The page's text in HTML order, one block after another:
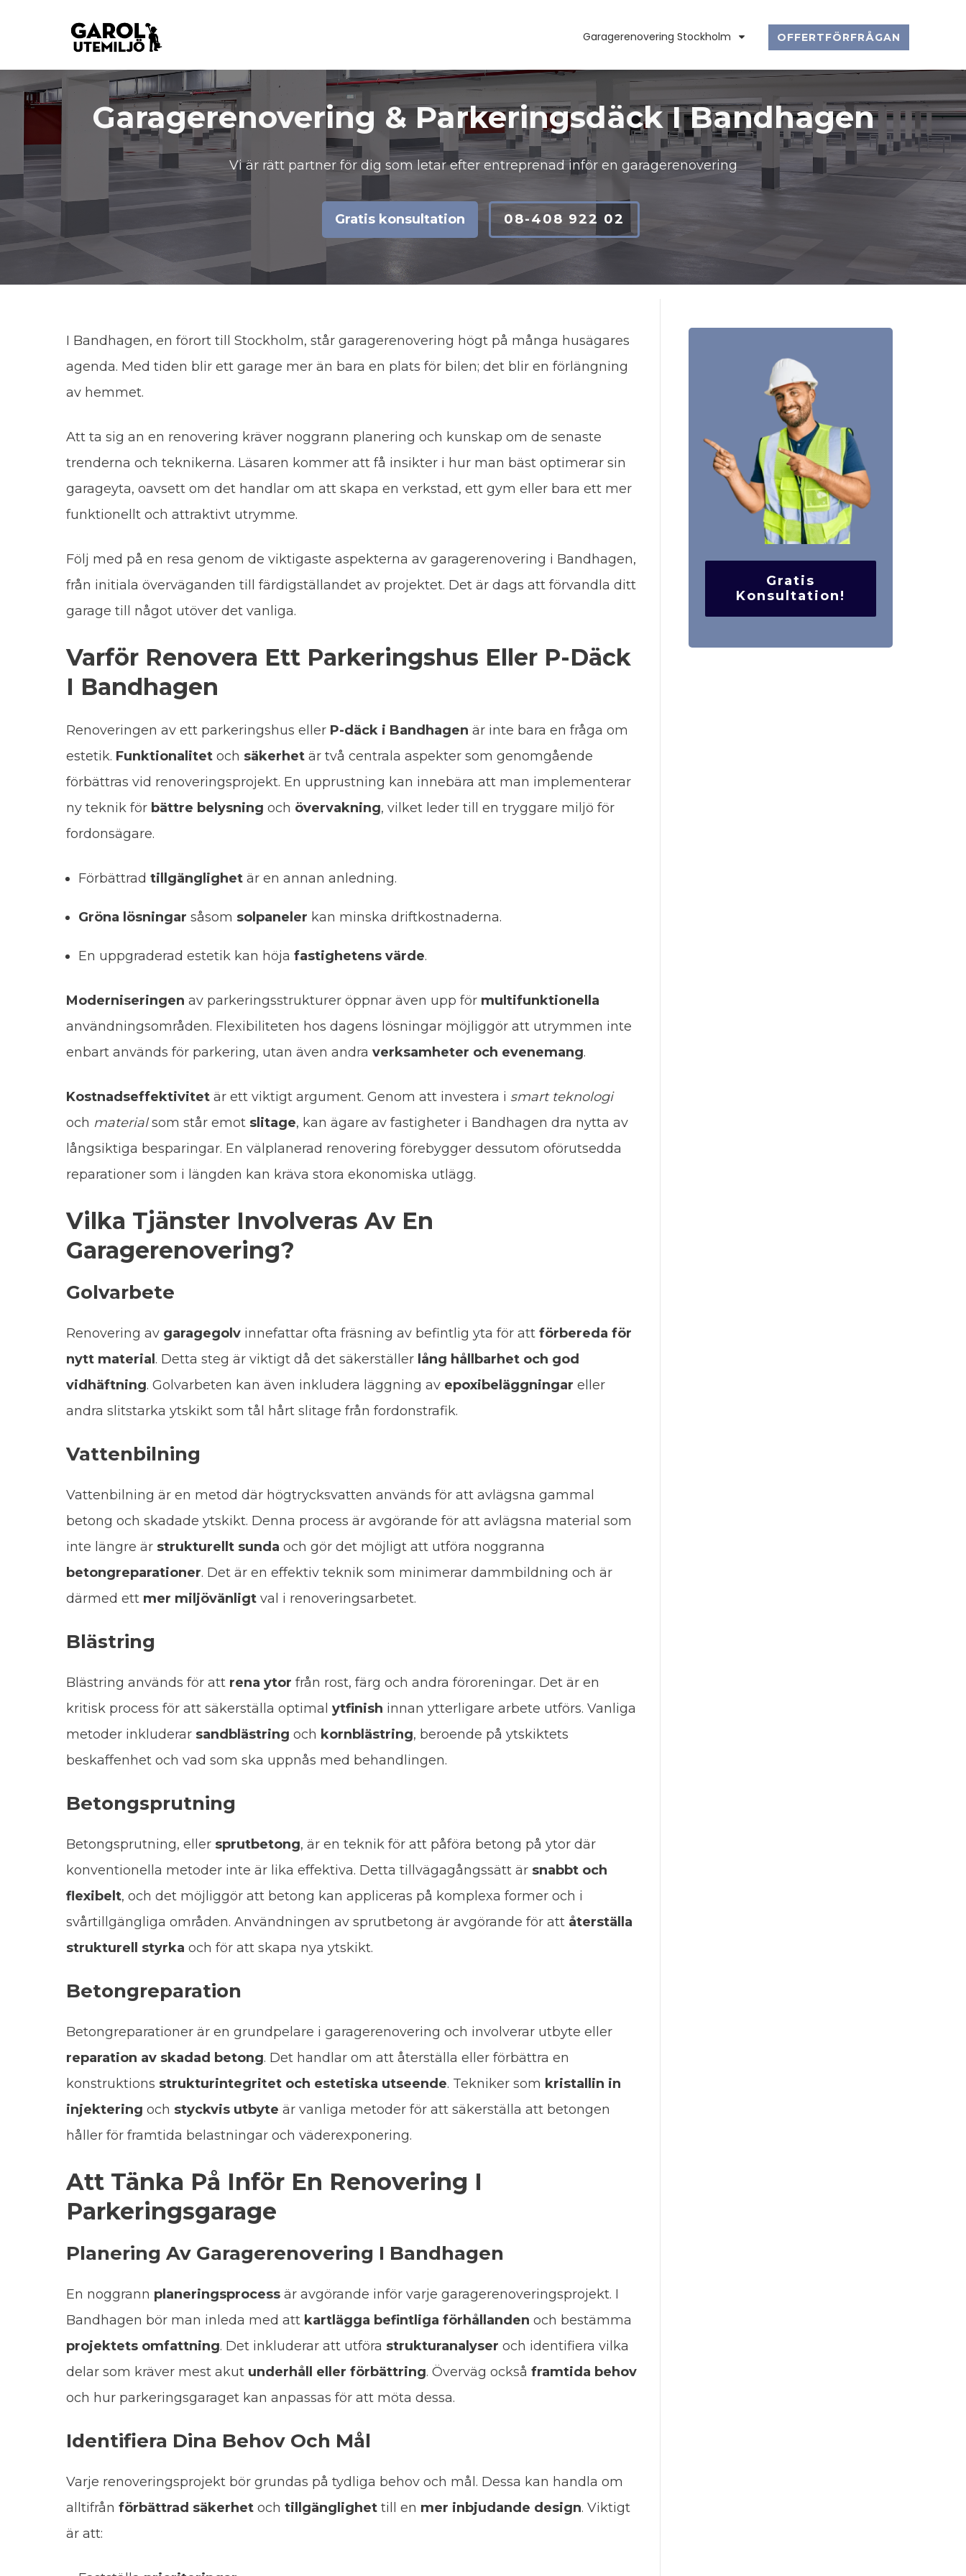
Garagerenovering Stockholm OFFERTFÖRFRÅGAN
Garagerenovering & Parkeringsdäck I Bandhagen
Vi är rätt partner för dig som letar efter entreprenad inför en garagerenovering
Gratis konsultation 08-408 922 02
I Bandhagen, en förort till Stockholm, står garagerenovering högt på många husägares
agenda. Med tiden blir ett garage mer än bara en plats för bilen; det blir en förlängning
av hemmet.
Att ta sig an en renovering kräver noggrann planering och kunskap om de senaste
trenderna och teknikerna. Läsaren kommer att få insikter i hur man bäst optimerar sin
garageyta, oavsett om det handlar om att skapa en verkstad, ett gym eller bara ett mer
funktionellt och attraktivt utrymme.
Följ med på en resa genom de viktigaste aspekterna av garagerenovering i Bandhagen,
från initiala överväganden till färdigställandet av projektet. Det är dags att förvandla ditt
garage till något utöver det vanliga.
Varför Renovera Ett Parkeringshus Eller P-Däck
I Bandhagen
Renoveringen av ett parkeringshus eller P-däck i Bandhagen är inte bara en fråga om
estetik. Funktionalitet och säkerhet är två centrala aspekter som genomgående
förbättras vid renoveringsprojekt. En upprustning kan innebära att man implementerar
ny teknik för bättre belysning och övervakning, vilket leder till en tryggare miljö för
fordonsägare.
Förbättrad tillgänglighet är en annan anledning.
Gröna lösningar såsom solpaneler kan minska driftkostnaderna.
En uppgraderad estetik kan höja fastighetens värde.
Moderniseringen av parkeringsstrukturer öppnar även upp för multifunktionella
användningsområden. Flexibiliteten hos dagens lösningar möjliggör att utrymmen inte
enbart används för parkering, utan även andra verksamheter och evenemang.
Kostnadseffektivitet är ett viktigt argument. Genom att investera i smart teknologi
och materialsom står emot slitage, kan ägare av fastigheter i Bandhagen dra nytta av
långsiktiga besparingar. En välplanerad renovering förebygger dessutom oförutsedda
reparationer som i längden kan kräva stora ekonomiska utlägg.
Vilka Tjänster Involveras Av En
Garagerenovering?
Golvarbete
Renovering av garagegolv innefattar ofta fräsning av befintlig yta för att förbereda för
nytt material . Detta steg är viktigt då det säkerställer lång hållbarhet och god
vidhäftning. Golvarbeten kan även inkludera läggning av epoxibeläggningar eller
andra slitstarka ytskikt som tål hårt slitage från fordonstrafik.
Vattenbilning
Vattenbilning är en metod där högtrycksvatten används för att avlägsna gammal
betong och skadade ytskikt. Denna process är avgörande för att avlägsna material som
inte längre är strukturellt sunda och gör det möjligt att utföra noggranna
betongreparationer. Det är en effektiv teknik som minimerar dammbildning och är
därmed ett mer miljövänligt val i renoveringsarbetet.
Blästring
Blästring används för att rena ytor från rost, färg och andra föroreningar. Det är en
kritisk process för att säkerställa optimal ytfinish innan ytterligare arbete utförs. Vanliga
metoder inkluderar sandblästring och kornblästring, beroende på ytskiktets
beskaffenhet och vad som ska uppnås med behandlingen.
Betongsprutning
Betongsprutning, eller sprutbetong, är en teknik för att påföra betong på ytor där
konventionella metoder inte är lika effektiva. Detta tillvägagångssätt är snabbt och
flexibelt, och det möjliggör att betong kan appliceras på komplexa former och i
svårtillgängliga områden. Användningen av sprutbetong är avgörande för att återställa
strukturell styrka och för att skapa nya ytskikt.
Betongreparation
Betongreparationer är en grundpelare i garagerenovering och involverar utbyte eller
reparation av skadad betong. Det handlar om att återställa eller förbättra en
konstruktions strukturintegritet och estetiska utseende. Tekniker som kristallin in
injektering och styckvis utbyte är vanliga metoder för att säkerställa att betongen
håller för framtida belastningar och väderexponering.
Att Tänka På Inför En Renovering I
Parkeringsgarage
Planering Av Garagerenovering I Bandhagen
En noggrann planeringsprocess är avgörande inför varje garagerenoveringsprojekt. I
Bandhagen bör man inleda med att kartlägga befintliga förhållanden och bestämma
projektets omfattning. Det inkluderar att utföra strukturanalyser och identifiera vilka
delar som kräver mest akut underhåll eller förbättring. Överväg också framtida behov
och hur parkeringsgaraget kan anpassas för att möta dessa.
Identifiera Dina Behov Och Mål
Varje renoveringsprojekt bör grundas på tydliga behov och mål. Dessa kan handla om
alltifrån förbättrad säkerhet och tillgänglighet till en mer inbjudande design. Viktigt
är att:
Gratis
Konsultation!